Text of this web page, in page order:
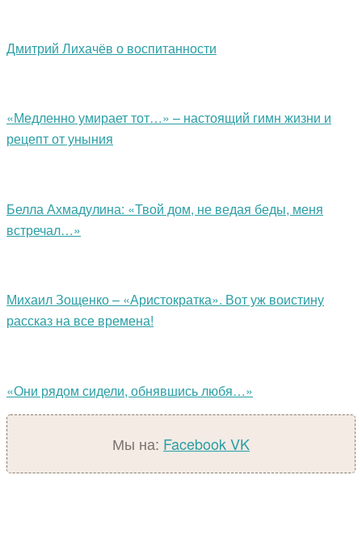
Дмитрий Лихачёв о воспитанности
«Медленно умирает тот…» – настоящий гимн жизни и
рецепт от уныния
Белла Ахмадулина: «Твой дом, не ведая беды, меня
встречал…»
Михаил Зощенко – «Аристократка». Вот уж воистину
рассказ на все времена!
«Они рядом сидели, обнявшись любя…»
Мы на: FacebookVK